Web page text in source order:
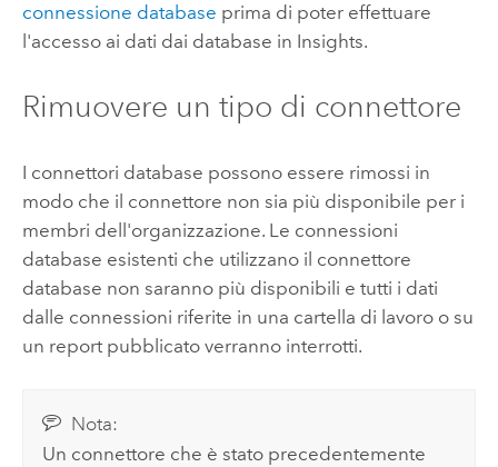
connessione database prima di poter effettuare
l'accesso ai dati dai database in Insights.
Rimuovere un tipo di connettore
I connettori database possono essere rimossi in
modo che il connettore non sia più disponibile per i
membri dell'organizzazione. Le connessioni
database esistenti che utilizzano il connettore
database non saranno più disponibili e tutti i dati
dalle connessioni riferite in una cartella di lavoro o su
un report pubblicato verranno interrotti.
Nota:
Un connettore che è stato precedentemente